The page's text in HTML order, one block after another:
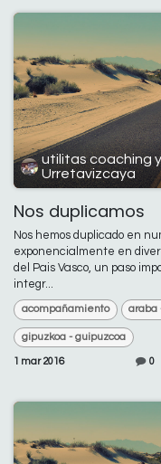
utilitas coaching
Urretavizcaya
Nos duplicamos
Nos hemos duplicado en
exponencialmente en
del Pais Vasco, un paso
integr...
acompañamiento araba
gipuzkoa - guipuzcoa
1 mar 2016 0